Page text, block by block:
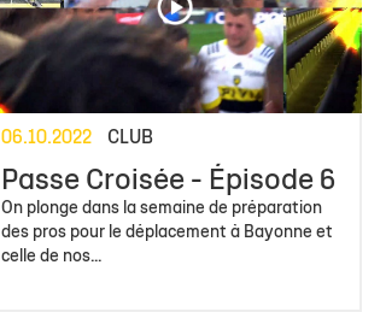
06.10.2022 CLUB
Passe Croisée - Épisode 6
On plonge dans la semaine de préparation
des pros pour le déplacement à Bayonne et
celle de nos...